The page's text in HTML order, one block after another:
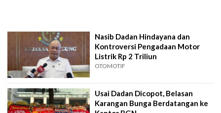
Nasib Dadan Hindayana dan
Kontroversi Pengadaan Motor
Listrik Rp 2 Triliun
OTOMOTIF
Usai Dadan Dicopot, Belasan
Karangan Bunga Berdatangan ke